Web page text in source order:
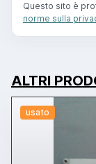
Questo sito è
norme sulla
ALTRI
usato